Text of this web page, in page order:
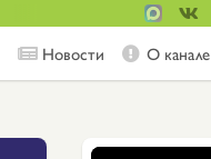
Новости О канале